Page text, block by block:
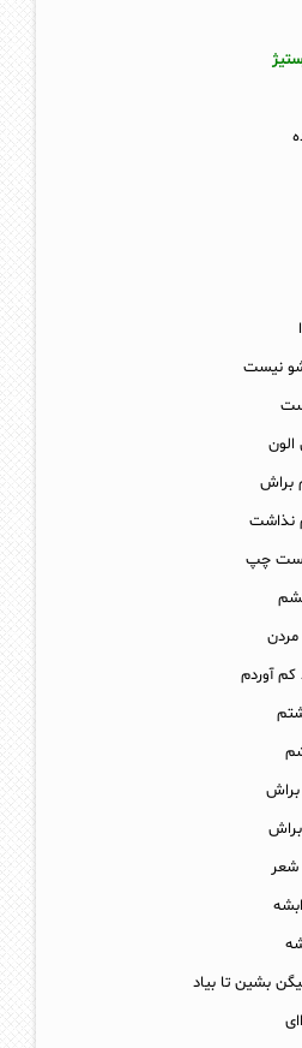
نیست
براش
نذاشت
دست چپ
مردن
کم آوردم
شعر
بشین تا بیاد